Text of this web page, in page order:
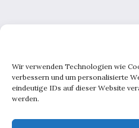
Wir verwenden Technologien wie
verbessern und um personalisierte
eindeutige IDs auf dieser Website
werden.